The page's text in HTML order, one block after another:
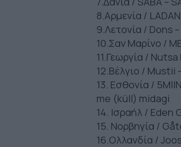
8.Αρμενία /
9.Λετονία / Dons
10.Σαν Μαρίνο /
11.Γεωργία /
12.Βέλγιο / Mustii
13. Εσθονία /
me (küll) midagi
14. Ισραήλ / Eden
15. Νορβηγία /
16.Ολλανδία /